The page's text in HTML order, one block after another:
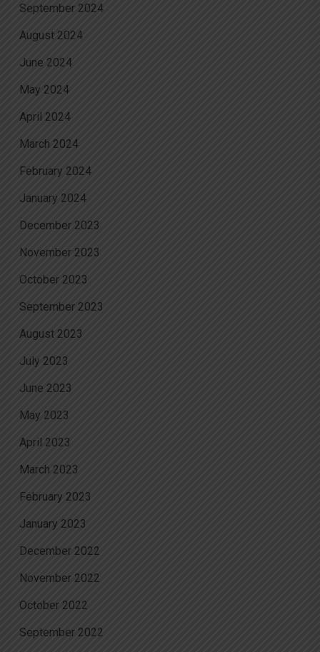
September 2024
August 2024
June 2024
May 2024
April 2024
March 2024
February 2024
January 2024
December 2023
November 2023
October 2023
September 2023
August 2023
July 2023
June 2023
May 2023
April 2023
March 2023
February 2023
January 2023
December 2022
November 2022
October 2022
September 2022